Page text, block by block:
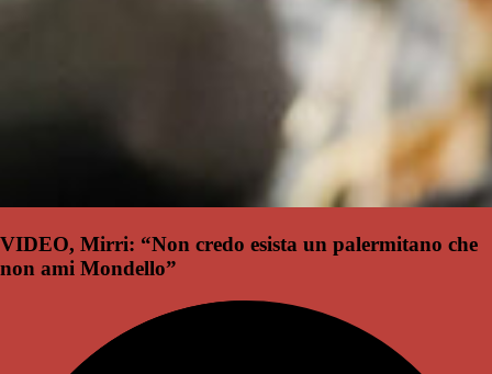
VIDEO, Mirri: “Non credo esista un palermitano che
non ami Mondello”